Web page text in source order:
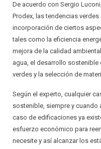
De acuerdo con Sergio
Prodex, las tendencias
incorporación de ciertos
tales como la eficiencia
mejora de la calidad
agua, el desarrollo
verdes y la selección de
Según el experto, cualquier
sostenible, siempre y cuando
caso de edificaciones ya
esfuerzo económico para
necesite y así alcanzar los